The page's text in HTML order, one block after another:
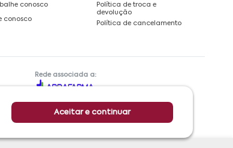
Aceitar e continuar
conosco
conosco
Política de troca e
devolução
Política de cancelamento
Rede associada a: